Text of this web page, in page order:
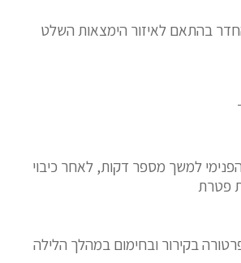
בהתאם לאיזור הימצאות השלט
למשך מספר דקות, לאחר כיבוי
פטרת
בקירור ובחימום במהלך הלילה